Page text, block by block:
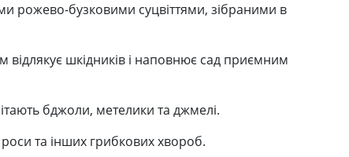
рожево-бузковими суцвіттями, зібраними в
шкідників і наповнює сад приємним
бджоли, метелики та джмелі.
роси та інших грибкових хвороб.